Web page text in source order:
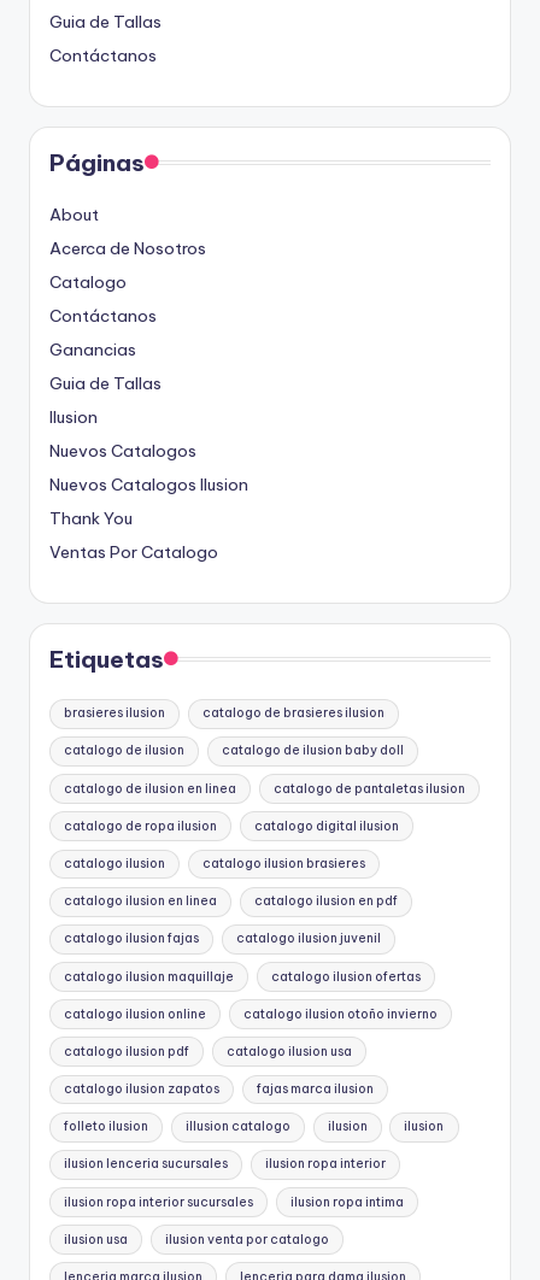
Guia de Tallas
Contáctanos
Páginas
About
Acerca de Nosotros
Catalogo
Contáctanos
Ganancias
Guia de Tallas
Ilusion
Nuevos Catalogos
Nuevos Catalogos Ilusion
Thank You
Ventas Por Catalogo
Etiquetas
brasieres ilusion catalogo de brasieres ilusion
catalogo de ilusion catalogo de ilusion baby doll
catalogo de ilusion en linea catalogo de pantaletas ilusion
catalogo de ropa ilusion catalogo digital ilusion
catalogo ilusion catalogo ilusion brasieres
catalogo ilusion en linea catalogo ilusion en pdf
catalogo ilusion fajas catalogo ilusion juvenil
catalogo ilusion maquillaje catalogo ilusion ofertas
catalogo ilusion online catalogo ilusion otoño invierno
catalogo ilusion pdf catalogo ilusion usa
catalogo ilusion zapatos fajas marca ilusion
folleto ilusion illusion catalogo ilusion ilusion
ilusion lenceria sucursales ilusion ropa interior
ilusion ropa interior sucursales ilusion ropa intima
ilusion usa ilusion venta por catalogo
lenceria marca ilusion lenceria para dama ilusion